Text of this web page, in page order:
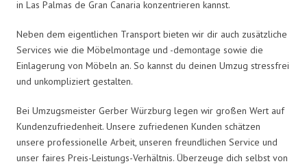
in Las Palmas de Gran Canaria konzentrieren kannst.
Neben dem eigentlichen Transport bieten wir dir auch zusätzliche
Services wie die Möbelmontage und -demontage sowie die
Einlagerung von Möbeln an. So kannst du deinen Umzug stressfrei
und unkompliziert gestalten.
Bei Umzugsmeister Gerber Würzburg legen wir großen Wert auf
Kundenzufriedenheit. Unsere zufriedenen Kunden schätzen
unsere professionelle Arbeit, unseren freundlichen Service und
unser faires Preis-Leistungs-Verhältnis. Überzeuge dich selbst von